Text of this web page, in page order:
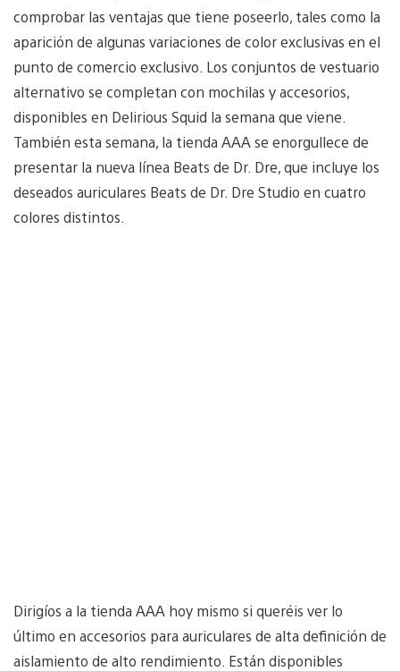
comprobar las ventajas que tiene poseerlo, tales como la
aparición de algunas variaciones de color exclusivas en el
punto de comercio exclusivo. Los conjuntos de vestuario
alternativo se completan con mochilas y accesorios,
disponibles en Delirious Squid la semana que viene.
También esta semana, la tienda AAA se enorgullece de
presentar la nueva línea Beats de Dr. Dre, que incluye los
deseados auriculares Beats de Dr. Dre Studio en cuatro
colores distintos.
Dirigíos a la tienda AAA hoy mismo si queréis ver lo
último en accesorios para auriculares de alta definición de
aislamiento de alto rendimiento. Están disponibles